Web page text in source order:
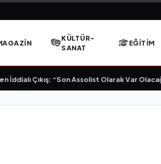
KÜLTÜR-
SANAT
EĞITIM
Çıkış: “Son Assolist Olarak Var Olacağım!”•